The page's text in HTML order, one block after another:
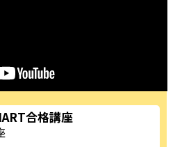
合格講座